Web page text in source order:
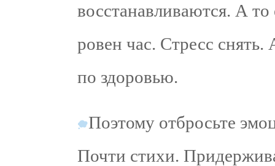
восстанавливаются. А
ровен час. Стресс
по здоровью.
Поэтому отбросьте
Почти стихи.